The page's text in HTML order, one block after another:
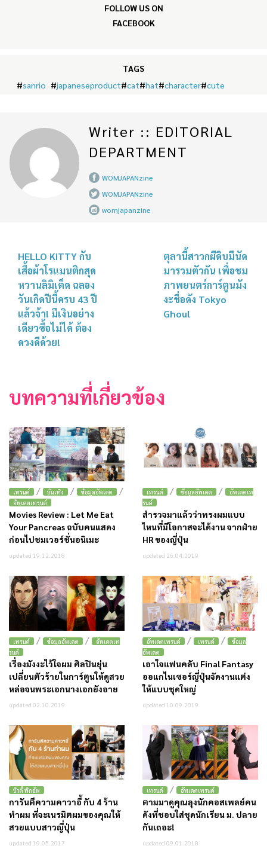
FOLLOW US ON
FACEBOOK
TAGS
#sanrio #japaneseproduct#cat#hat#character#cute
Writer :: EDITORIAL
DEPARTMENT
WOMJAPANzine
WOMJAPANzine
womjapanzine
HELLO KITTY กับ
เสื้อผ้าโรแมนติกสุด
หวานลิมิเต็ด ฉลอง
วันเกิดปีนี้ครบ 43 ปี
แล้วจ้า! มีเงินอย่าง
เดียวซื้อไม่ได้ ต้อง
ดวงดีด้วย!
ตุลานี้สาวกผีดิบมีนัด
มารวมตัวกัน เพื่อชม
ภาพยนตร์การ์ตูนมัง
งะชื่อดัง Tokyo
Ghoul
บทความที่เกี่ยวข้อง
เทรนด์ / บันเทิง / ข้อมูลอัพเดต /
อัพเดตเทรนด์
Movies Review : Let Me Eat
Your Pancreas ฉบับคนแสดง
ก่อนไปชมเวอร์ชั่นอนิเมะ
updated 19.12.2018
เทรนด์ / ข้อมูลอัพเดต /
อัพเดตเท
รนด์
สำรวจมาแล้วว่าทรงผมแบบ
ไหนที่มีโอกาสจะได้งาน จากฝ่าย
HR ของญี่ปุ่น
updated 26.04.2019
เทรนด์ / ข้อมูลอัพเดต /
อัพเดตเท
รนด์
เรื่องมังงะไว้ใจผม ศิลปินยุ่น
เปลี่ยนตัวร้ายในการ์ตูนให้ดูสวย
หล่อจนพระเอกนางเอกยังอาย
updated 02.10.2019
อัพเดตเทรนด์ / เทรนด์ /
ข้อมูล
อัพเดต
เอาใจแฟนคลับ Final Fantasy
ออแกไนเซอร์ญี่ปุ่นจัดงานแต่ง
ให้แบบชุดใหญ่
updated 10.09.2019
บิวตี้ พิกอัพ
การันตีความคาวาอี้ กับ 4 ร้าน
ทำผม ที่จะเนรมิตผมของคุณให้
สวยแบบสาวญี่ปุ่น
updated 19.05.2017
เทรนด์ / อัพเดตเทรนด์
ตามมาดูคุณลุงนักคอสเพลย์คน
ดังที่ชอบใส่ชุดนักเรียน ม. ปลาย
กันเถอะ!
updated 09.01.2018